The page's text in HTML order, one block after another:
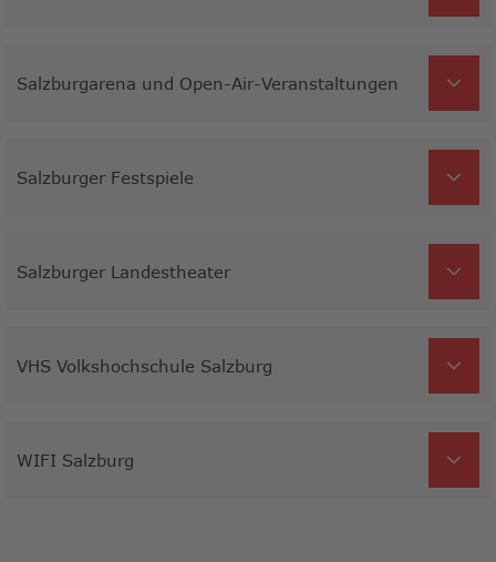
Salzburgarena und Open-Air-Veranstaltungen
Salzburger Festspiele
Salzburger Landestheater
VHS Volkshochschule Salzburg
WIFI Salzburg